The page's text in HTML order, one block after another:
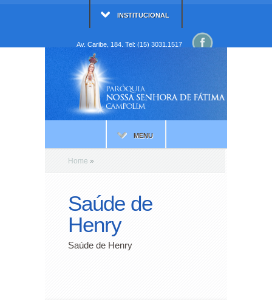
INSTITUCIONAL
Av. Caribe, 184. Tel: (15) 3031.1517
MENU
Home »
Saúde de
Henry
Saúde de Henry